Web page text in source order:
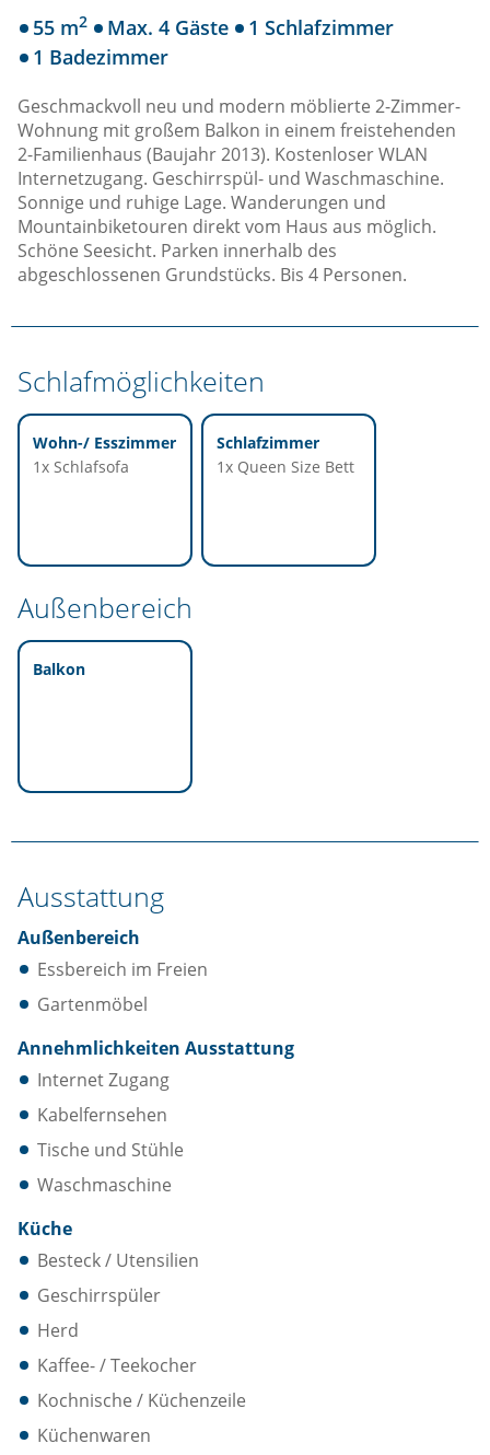
55 m2 Max. 4 Gäste
1 Schlafzimmer
1 Badezimmer
Geschmackvoll neu und modern möblierte 2-Zimmer-
Wohnung mit großem Balkon in einem freistehenden
2-Familienhaus (Baujahr 2013). Kostenloser WLAN
Internetzugang. Geschirrspül- und Waschmaschine.
Sonnige und ruhige Lage. Wanderungen und
Mountainbiketouren direkt vom Haus aus möglich.
Schöne Seesicht. Parken innerhalb des
abgeschlossenen Grundstücks. Bis 4 Personen.
Schlafmöglichkeiten
Wohn-/ Esszimmer
1x Schlafsofa
Schlafzimmer
1x Queen Size Bett
Außenbereich
Balkon
Ausstattung
Außenbereich
Essbereich im Freien
Gartenmöbel
Annehmlichkeiten Ausstattung
Internet Zugang
Kabelfernsehen
Tische und Stühle
Waschmaschine
Küche
Besteck / Utensilien
Geschirrspüler
Herd
Kaffee- / Teekocher
Kochnische / Küchenzeile
Küchenwaren